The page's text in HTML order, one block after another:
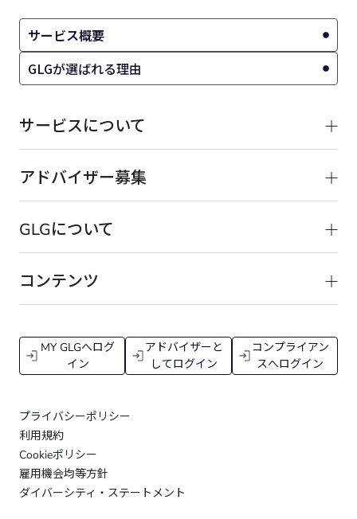
サービス概要
GLGが選ばれる理由
サービスについて
アドバイザー募集
GLGについて
コンテンツ
MY GLGへログ
イン
アドバイザーと
してログイン
コンプライアン
スへログイン
プライバシーポリシー
利用規約
Cookieポリシー
雇用機会均等方針
ダイバーシティ・ステートメント